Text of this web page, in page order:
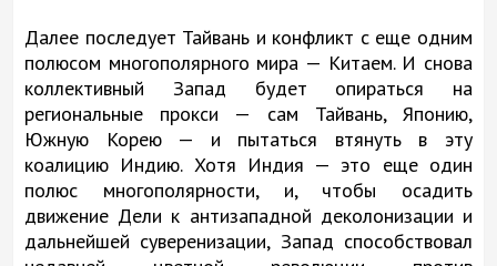
Далее последует Тайвань и конфликт с еще одним
полюсом многополярного мира — Китаем. И снова
коллективный Запад будет опираться на
региональные прокси — сам Тайвань, Японию,
Южную Корею — и пытаться втянуть в эту
коалицию Индию. Хотя Индия — это еще один
полюс многополярности, и, чтобы осадить
движение Дели к антизападной деколонизации и
дальнейшей суверенизации, Запад способствовал